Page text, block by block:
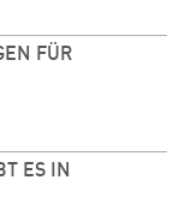
FÜR
ES IN